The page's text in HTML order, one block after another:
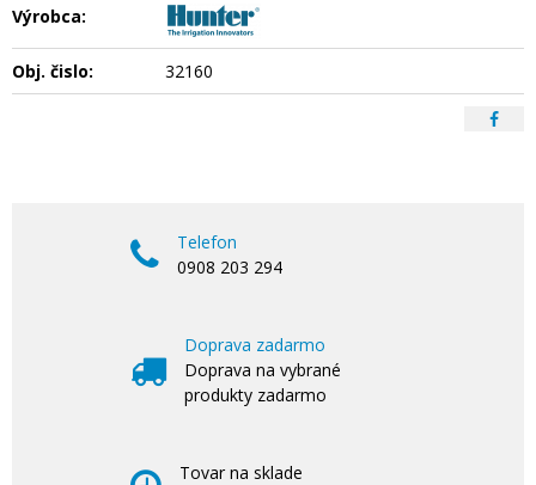
Výrobca:
Obj. čislo: 32160
Telefon
0908 203 294
Doprava zadarmo
Doprava na vybrané
produkty zadarmo
Tovar na sklade